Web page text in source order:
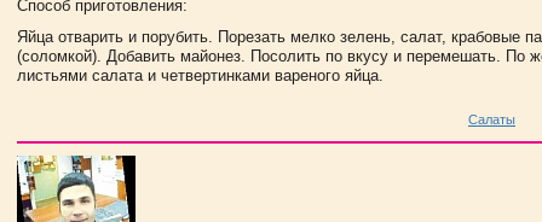
Способ приготовления:
Яйца отварить и порубить. Порезать мелко зелень, салат, крабовые
(соломкой). Добавить майонез. Посолить по вкусу и перемешать. По
листьями салата и четвертинками вареного яйца.
Салаты